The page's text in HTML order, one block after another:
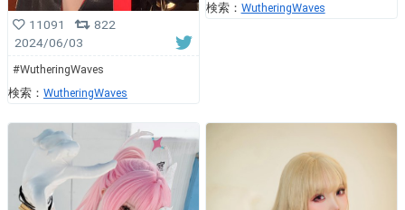
11091
822
2024/06/03
#WutheringWaves
検索： WutheringWaves
検索： WutheringWaves